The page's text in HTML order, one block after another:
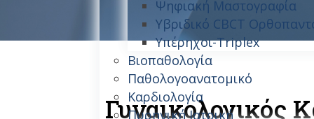
Ψηφιακή Μαστογραφία
Υβριδικό CBCT
Υπέρηχοι-Triplex
Βιοπαθολογία
Παθολογοανατομικό
Καρδιολογία
Πυρηνική Ιατρική
Γυναικολογικός